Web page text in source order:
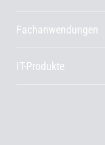
Fachanwendungen
IT-Produkte